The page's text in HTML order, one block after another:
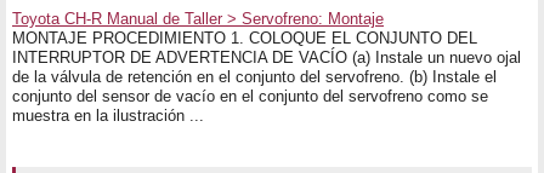
Toyota CH-R Manual de Taller > Servofreno: Montaje
MONTAJE PROCEDIMIENTO 1. COLOQUE EL CONJUNTO DEL
INTERRUPTOR DE ADVERTENCIA DE VACÍO (a) Instale un nuevo ojal
de la válvula de retención en el conjunto del servofreno. (b) Instale el
conjunto del sensor de vacío en el conjunto del servofreno como se
muestra en la ilustración ...